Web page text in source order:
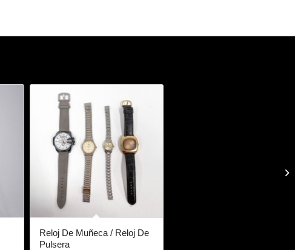
Reloj De Muñeca / Reloj De
Pulsera